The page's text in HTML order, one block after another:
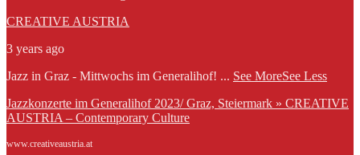
CREATIVE AUSTRIA
3 years ago
Jazz in Graz - Mittwochs im Generalihof! ... See MoreSee Less
Jazzkonzerte im Generalihof 2023/ Graz, Steiermark » CREATIVE
AUSTRIA – Contemporary Culture
www.creativeaustria.at